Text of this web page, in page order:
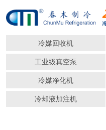
冷媒回收机
工业级真空泵
冷媒净化机
冷却液加注机